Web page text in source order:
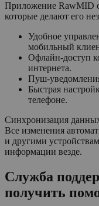
Приложение RawMID
которые делают его
Удобное
мобильный
Офлайн-доступ
интернета.
Пуш-
Быстрая
телефоне.
Синхронизация
Все изменения
и другими
информации везде.
Служба
получить